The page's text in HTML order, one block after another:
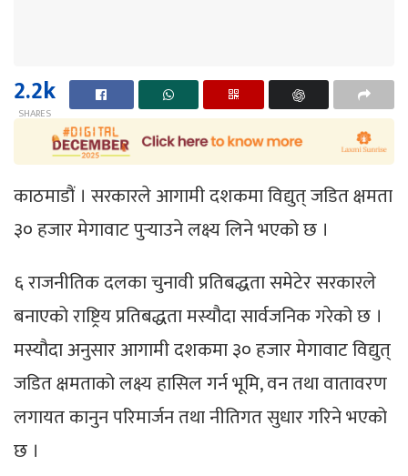
2.2k
SHARES
काठमाडौं । सरकारले आगामी दशकमा विद्युत् जडित क्षमता
३० हजार मेगावाट पुर्‍याउने लक्ष्य लिने भएको छ ।
६ राजनीतिक दलका चुनावी प्रतिबद्धता समेटेर सरकारले
बनाएको राष्ट्रिय प्रतिबद्धता मस्यौदा सार्वजनिक गरेको छ ।
मस्यौदा अनुसार आगामी दशकमा ३० हजार मेगावाट विद्युत्
जडित क्षमताको लक्ष्य हासिल गर्न भूमि, वन तथा वातावरण
लगायत कानुन परिमार्जन तथा नीतिगत सुधार गरिने भएको
छ ।